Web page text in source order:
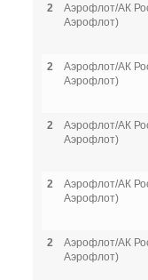
2
Аэрофлот/АК
Аэрофлот)
2
Аэрофлот/АК
Аэрофлот)
2
Аэрофлот/АК
Аэрофлот)
2
Аэрофлот/АК
Аэрофлот)
2
Аэрофлот/АК
Аэрофлот)